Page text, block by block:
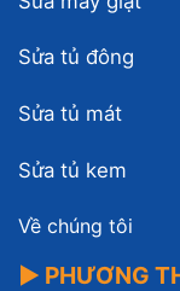
Sửa tủ đông
Sửa tủ mát
Sửa tủ kem
Về chúng tôi
▶ PHƯƠNG